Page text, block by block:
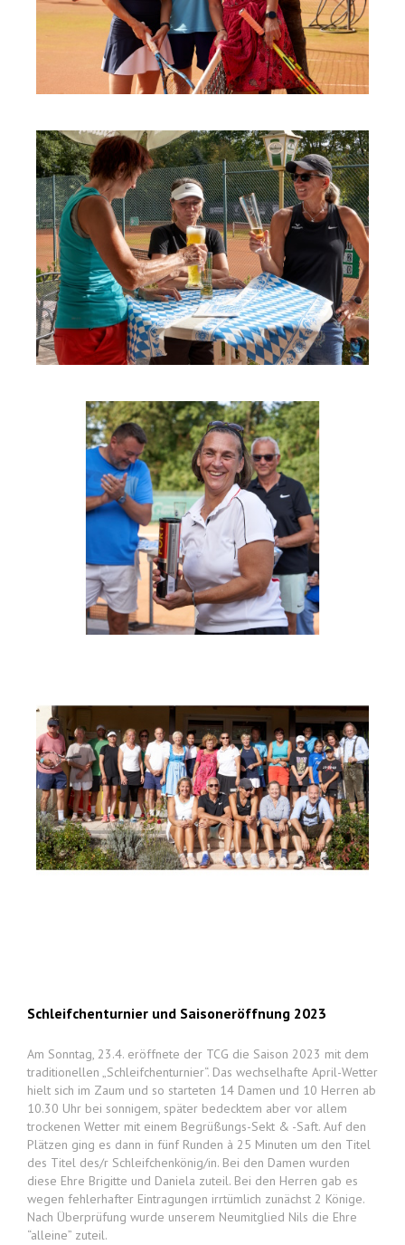
Schleifchenturnier und Saisoneröffnung 2023
Am Sonntag, 23.4. eröffnete der TCG die Saison 2023 mit dem
traditionellen „Schleifchenturnier“. Das wechselhafte April-Wetter
hielt sich im Zaum und so starteten 14 Damen und 10 Herren ab
10.30 Uhr bei sonnigem, später bedecktem aber vor allem
trockenen Wetter mit einem Begrüßungs-Sekt & -Saft. Auf den
Plätzen ging es dann in fünf Runden à 25 Minuten um den Titel
des Titel des/r Schleifchenkönig/in. Bei den Damen wurden
diese Ehre Brigitte und Daniela zuteil. Bei den Herren gab es
wegen fehlerhafter Eintragungen irrtümlich zunächst 2 Könige.
Nach Überprüfung wurde unserem Neumitglied Nils die Ehre
“alleine” zuteil.